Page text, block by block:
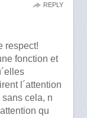
respect!
fonction et
l´attention
cela, n
qu
REPLY